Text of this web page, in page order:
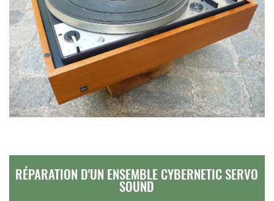
RÉPARATION D'UN ENSEMBLE CYBERNETIC SERVO
SOUND